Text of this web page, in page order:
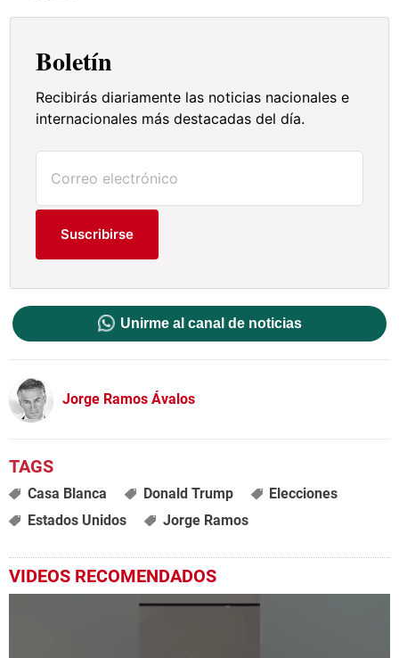
Boletín
Recibirás diariamente las noticias nacionales e
internacionales más destacadas del día.
Suscribirse
Unirme al canal de noticias
Jorge Ramos Ávalos
Casa Blanca Donald Trump
Elecciones
Estados Unidos
Jorge Ramos
VIDEOS RECOMENDADOS